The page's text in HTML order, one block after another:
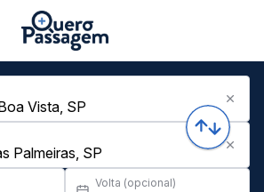
Volta (opcional)